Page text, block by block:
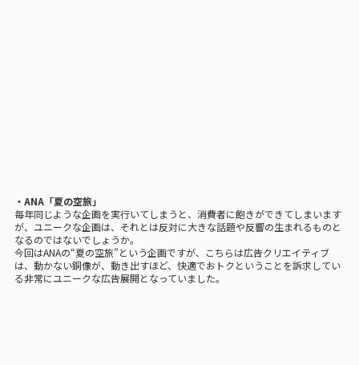
・ANA「夏の空旅」
毎年同じような企画を実行いてしまうと、消費者に飽きができてしまいます
が、ユニークな企画は、それとは反対に大きな話題や反響の生まれるものと
なるのではないでしょうか。
今回はANAの“夏の空旅”という企画ですが、こちらは広告クリエイティブ
は、動かない銅像が、動き出すほど、快適でおトクということを訴求してい
る非常にユニークな広告展開となっていました。